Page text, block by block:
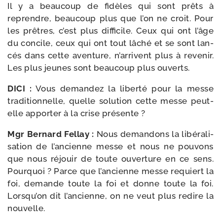
Il y a beau­coup de fidèles qui sont prêts à
reprendre, beau­coup plus que l’on ne croit. Pour
les prêtres, c’est plus dif­fi­cile. Ceux qui ont l’âge
du concile, ceux qui ont tout lâché et se sont lan­
cés dans cette aven­ture, n’ar­rivent plus à reve­nir.
Les plus jeunes sont beau­coup plus ouverts.
DICI : Vous deman­dez la liber­té pour la messe
tra­di­tion­nelle, quelle solu­tion cette messe peut-​
elle appor­ter à la crise présente ?
Mgr Bernard Fellay : Nous deman­dons la libé­ra­li­
sa­tion de l’an­cienne messe et nous ne pou­vons
que nous réjouir de toute ouver­ture en ce sens.
Pourquoi ? Parce que l’an­cienne messe requiert la
foi, demande toute la foi et donne toute la foi.
Lorsqu’on dit l’an­cienne, on ne veut plus redire la
nouvelle.